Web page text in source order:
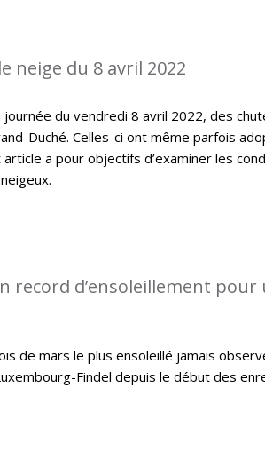
neige du 8 avril 2022
du vendredi 8 avril 2022, des
Duché. Celles-ci ont même parfois
a pour objectifs d’examiner les
record d’ensoleillement pour
de mars le plus ensoleillé jamais
Findel depuis le début des